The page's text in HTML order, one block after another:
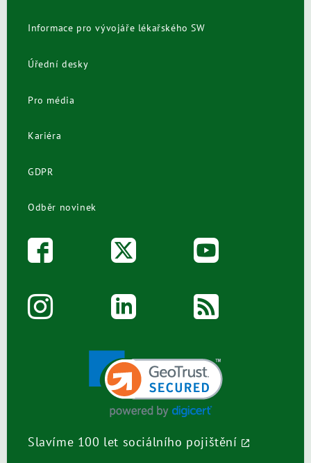
Informace pro vývojáře lékařského SW
Úřední desky
Pro média
Kariéra
GDPR
Odběr novinek
Slavíme 100 let sociálního pojištění